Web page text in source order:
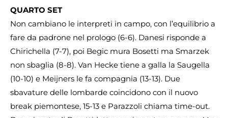
QUARTO SET
Non cambiano le interpreti in campo, con l’equilibrio a
fare da padrone nel prologo (6-6). Danesi risponde a
Chirichella (7-7), poi Begic mura Bosetti ma Smarzek
non sbaglia (8-8). Van Hecke tiene a galla la Saugella
(10-10) e Meijners le fa compagnia (13-13). Due
sbavature delle lombarde coincidono con il nuovo
break piemontese, 15-13 e Parazzoli chiama time-out.